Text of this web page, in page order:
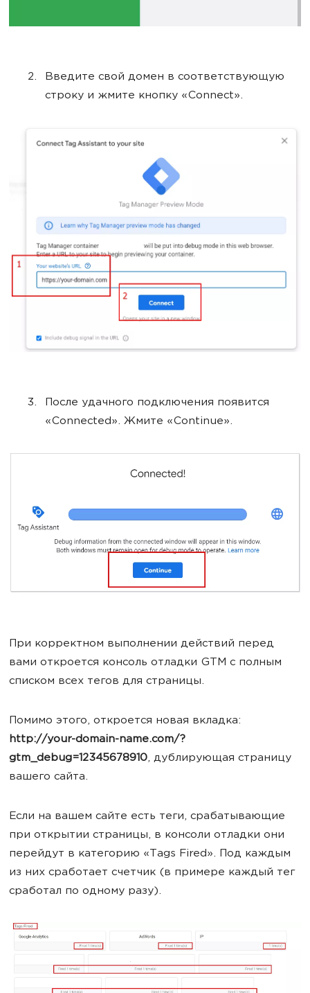
Введите свой домен в соответствующую
строку и жмите кнопку «Connect».
После удачного подключения появится
«Connected». Жмите «Continue».
При корректном выполнении действий перед
вами откроется консоль отладки GTM с полным
списком всех тегов для страницы.
Помимо этого, откроется новая вкладка:
http://your-domain-name.com/?
gtm_debug=12345678910, дублирующая страницу
вашего сайта.
Если на вашем сайте есть теги, срабатывающие
при открытии страницы, в консоли отладки они
перейдут в категорию «Tags Fired». Под каждым
из них сработает счетчик (в примере каждый тег
сработал по одному разу).